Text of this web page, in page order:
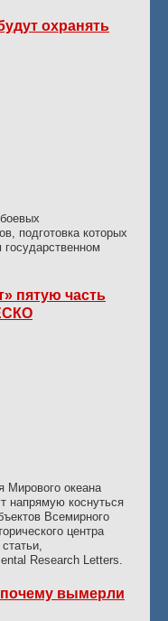
охранять
подготовка которых
пятую часть
Мирового океана
напрямую коснуться
Всемирного
центра
Research Letters.
вымерли